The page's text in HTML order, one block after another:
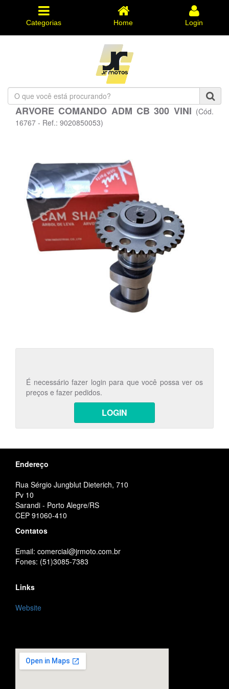
Categorias Home Login
O
que
você
está
ARVORE COMANDO ADM CB 300 VINI (Cód.
16767 - Ref.: 9020850053)
É necessário fazer login para que você possa ver os
preços e fazer pedidos.
LOGIN
Endereço
Rua Sérgio Jungblut Dieterich, 710
Pv 10
Sarandi - Porto Alegre/RS
CEP 91060-410
Contatos
Email: comercial@jrmoto.com.br
Fones: (51)3085-7383
Links
Website